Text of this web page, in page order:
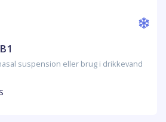
suspension eller brug i drikkevand